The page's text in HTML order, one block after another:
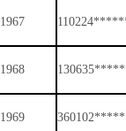
1967
1968
1969